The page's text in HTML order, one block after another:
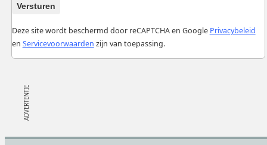
Versturen
Deze site wordt beschermd door reCAPTCHA en Google Privacybeleid
en Servicevoorwaarden zijn van toepassing.